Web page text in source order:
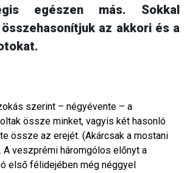
egészen más. Sokkal
az akkori és a
szerint – négyévente – a
össze minket, vagyis két hasonló
össze az erejét. (Akárcsak a mostani
A veszprémi háromgólos előnyt a
első félidejében még néggyel